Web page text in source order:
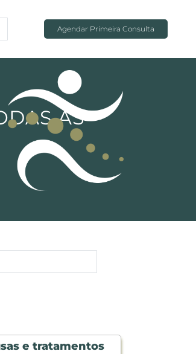
Agendar Primeira Consulta
AS
e tratamentos